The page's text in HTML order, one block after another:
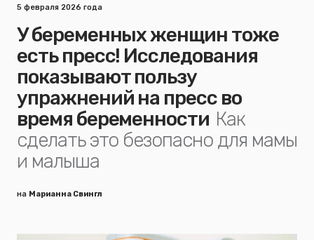
5 февраля 2026 года
У беременных женщин тоже
есть пресс! Исследования
показывают пользу
упражнений на пресс во
время беременности Как
сделать это безопасно для мамы
и малыша
на Марианна Свингл